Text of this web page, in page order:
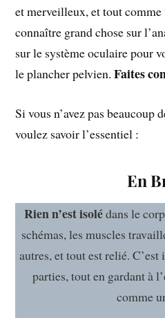
et merveilleux, et tout comme
connaître grand chose sur
sur le système oculaire pour
le plancher pelvien.Faites
Si vous n’avez pas beaucoup
voulez savoir l’essentiel :
En
Rien n’est isolédans le
schémas, les muscles
autres, et tout est relié.
parties, tout en gardant à
comme